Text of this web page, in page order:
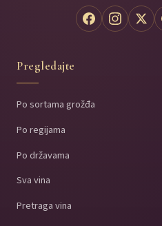
Pregledajte
Po sortama grožđa
Po regijama
Po državama
Sva vina
Pretraga vina